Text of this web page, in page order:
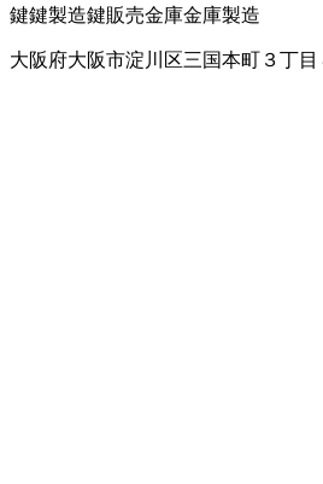
鍵鍵製造鍵販売金庫金庫製造
大阪府大阪市淀川区三国本町３丁目